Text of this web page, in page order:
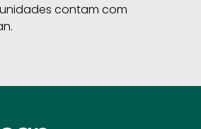
contam com